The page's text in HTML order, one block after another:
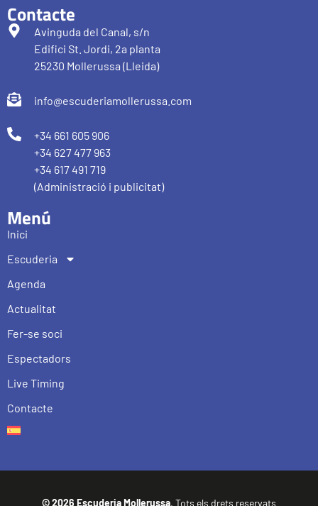
Contacte
Avinguda del Canal, s/n
Edifici St. Jordi, 2a planta
25230 Mollerussa (Lleida)
info@escuderiamollerussa.com
+34 661 605 906
+34 627 477 963
+34 617 491 719
(Administració i publicitat)
Menú
Inici
Escuderia
Agenda
Actualitat
Fer-se soci
Espectadors
Live Timing
Contacte
© 2026 Escuderia Mollerussa. Tots els drets reservats